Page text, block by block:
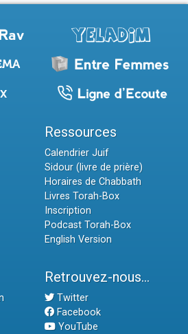
Ressources
Calendrier Juif
Sidour (livre de prière)
Horaires de Chabbath
Livres Torah-Box
Inscription
Podcast Torah-Box
English Version
Retrouvez-nous...
Twitter
Facebook
YouTube